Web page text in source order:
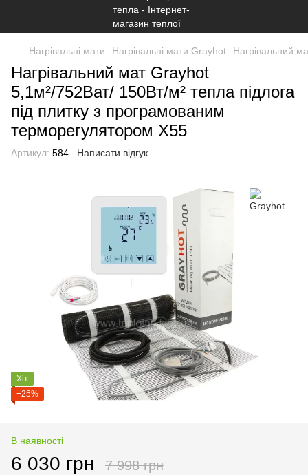
Нагрівальні мати Нагрівальні мати Grayhot Нагрівальний
Нагрівальний мат Grayhot
5,1м²/752Ват/ 150Вт/м² тепла підлога
під плитку з програмованим
терморегулятором Х55
Артикул: 584 Написати відгук
Хіт
−25%
В наявності
6 030 грн 7 998 грн